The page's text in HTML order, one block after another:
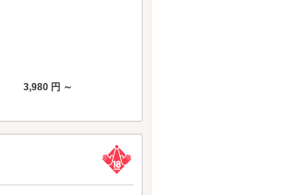
3,980 円 ～